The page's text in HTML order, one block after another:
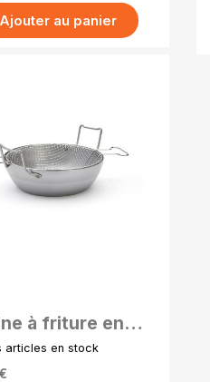
Ajouter au panier
à friture en
cm – Design La
articles en stock